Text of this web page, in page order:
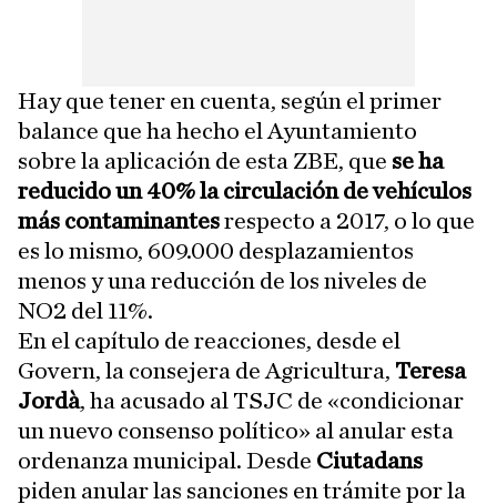
Hay que tener en cuenta, según el primer
balance que ha hecho el Ayuntamiento
sobre la aplicación de esta ZBE, que se ha
reducido un 40% la circulación de vehículos
más contaminantesrespecto a 2017, o lo que
es lo mismo, 609.000 desplazamientos
menos y una reducción de los niveles de
NO2 del 11%.
En el capítulo de reacciones, desde el
Govern, la consejera de Agricultura, Teresa
Jordà, ha acusado al TSJC de «condicionar
un nuevo consenso político» al anular esta
ordenanza municipal. Desde Ciutadans
piden anular las sanciones en trámite por la